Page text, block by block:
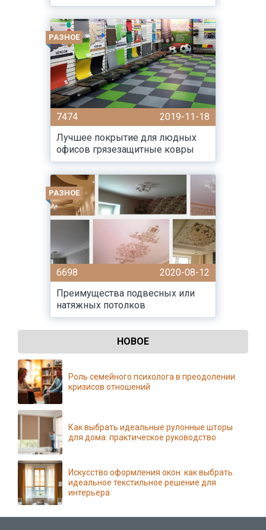
РАЗНОЕ
7474
2019-11-18
Лучшее покрытие для людных
офисов грязезащитные ковры
РАЗНОЕ
6698
2020-08-12
Преимущества подвесных или
натяжных потолков
НОВОЕ
Роль семейного психолога в преодолении
кризисов отношений
Как выбрать идеальные рулонные шторы
для дома: практическое руководство
Искусство оформления окон: как выбрать
идеальное текстильное решение для
интерьера